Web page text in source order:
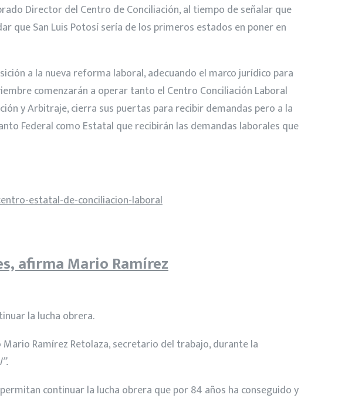
Director del Centro de Conciliación, al tiempo de señalar que
que San Luis Potosí sería de los primeros estados en poner en
a la nueva reforma laboral, adecuando el marco jurídico para
comenzarán a operar tanto el Centro Conciliación Laboral
y Arbitraje, cierra sus puertas para recibir demandas pero a la
Federal como Estatal que recibirán las demandas laborales que
estatal-de-conciliacion-laboral
afirma Mario Ramírez
la lucha obrera.
Ramírez Retolaza, secretario del trabajo, durante la
continuar la lucha obrera que por 84 años ha conseguido y